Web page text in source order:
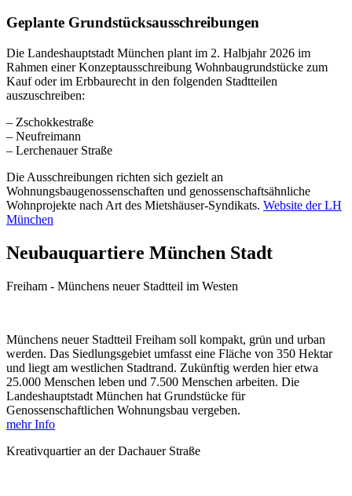
Geplante Grundstücksausschreibungen
Die Landeshauptstadt München plant im 2. Halbjahr 2026 im
Rahmen einer Konzeptausschreibung Wohnbaugrundstücke zum
Kauf oder im Erbbaurecht in den folgenden Stadtteilen
auszuschreiben:
– Zschokkestraße
– Neufreimann
– Lerchenauer Straße
Die Ausschreibungen richten sich gezielt an
Wohnungsbaugenossenschaften und genossenschaftsähnliche
Wohnprojekte nach Art des Mietshäuser-Syndikats. Website der LH
München
Neubauquartiere München Stadt
Freiham - Münchens neuer Stadtteil im Westen
Münchens neuer Stadtteil Freiham soll kompakt, grün und urban
werden. Das Siedlungsgebiet umfasst eine Fläche von 350 Hektar
und liegt am westlichen Stadtrand. Zukünftig werden hier etwa
25.000 Menschen leben und 7.500 Menschen arbeiten. Die
Landeshauptstadt München hat Grundstücke für
Genossenschaftlichen Wohnungsbau vergeben.
mehr Info
Kreativquartier an der Dachauer Straße